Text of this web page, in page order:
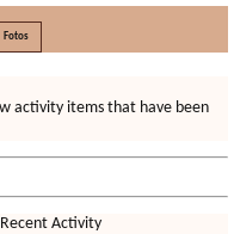
Fotos
activity items that have been
Activity